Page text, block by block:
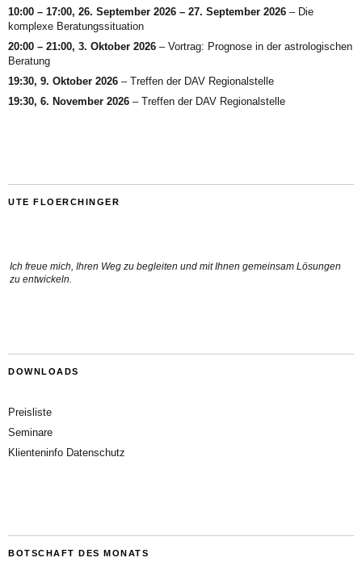
10:00 – 17:00, 26. September 2026 – 27. September 2026 – Die
komplexe Beratungssituation
20:00 – 21:00, 3. Oktober 2026 – Vortrag: Prognose in der astrologischen
Beratung
19:30, 9. Oktober 2026 – Treffen der DAV Regionalstelle
19:30, 6. November 2026 – Treffen der DAV Regionalstelle
UTE FLOERCHINGER
Ich freue mich, Ihren Weg zu begleiten und mit Ihnen gemeinsam Lösungen
zu entwickeln.
DOWNLOADS
Preisliste
Seminare
Klienteninfo Datenschutz
BOTSCHAFT DES MONATS